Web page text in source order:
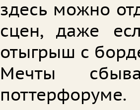
здесь можно
сцен, даже
отыгрыш с
Мечты
поттерфоруме.